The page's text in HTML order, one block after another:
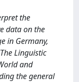
the
data on the
in Germany,
Linguistic
and
the general